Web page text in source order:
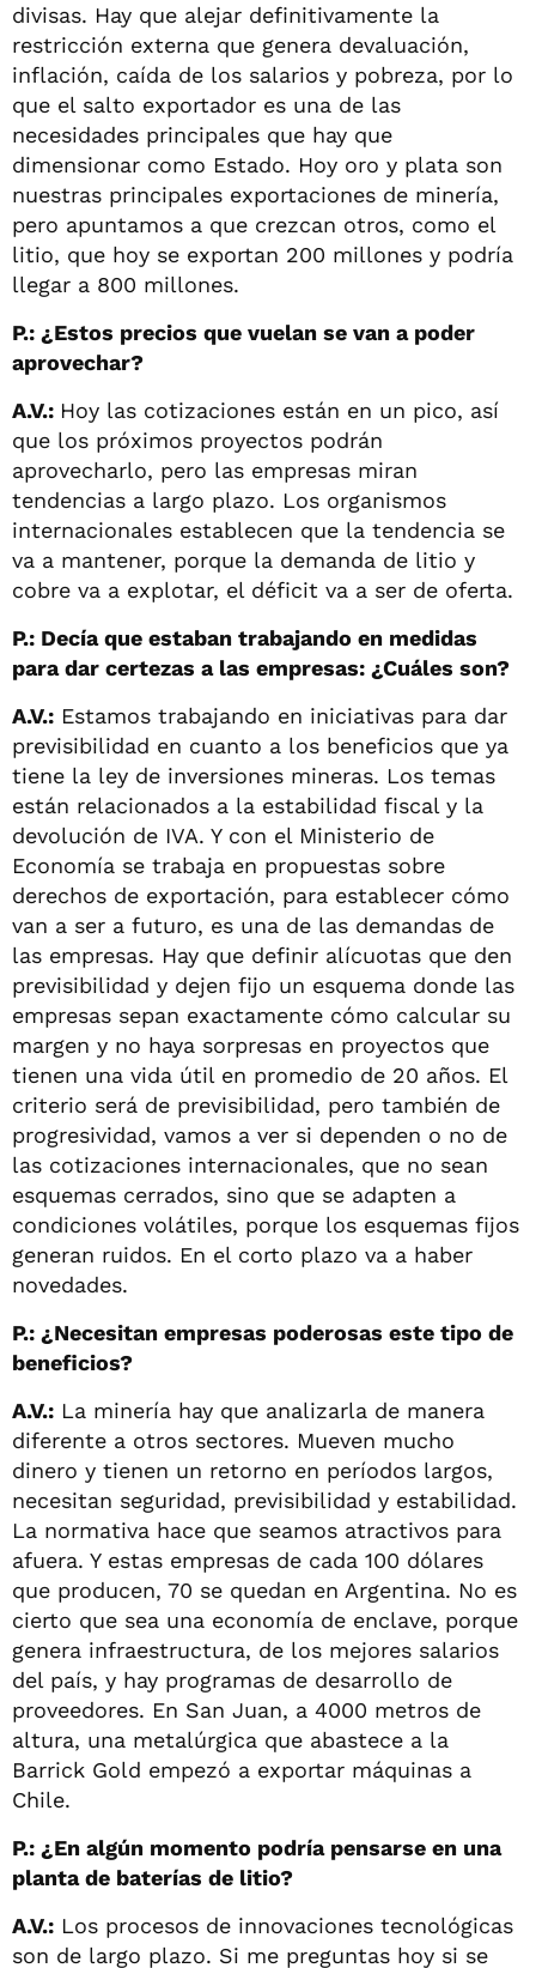
divisas. Hay que alejar definitivamente la
restricción externa que genera devaluación,
inflación, caída de los salarios y pobreza, por lo
que el salto exportador es una de las
necesidades principales que hay que
dimensionar como Estado. Hoy oro y plata son
nuestras principales exportaciones de minería,
pero apuntamos a que crezcan otros, como el
litio, que hoy se exportan 200 millones y podría
llegar a 800 millones.
P.: ¿Estos precios que vuelan se van a poder
aprovechar?
A.V.: Hoy las cotizaciones están en un pico, así
que los próximos proyectos podrán
aprovecharlo, pero las empresas miran
tendencias a largo plazo. Los organismos
internacionales establecen que la tendencia se
va a mantener, porque la demanda de litio y
cobre va a explotar, el déficit va a ser de oferta.
P.: Decía que estaban trabajando en medidas
para dar certezas a las empresas: ¿Cuáles son?
A.V.: Estamos trabajando en iniciativas para dar
previsibilidad en cuanto a los beneficios que ya
tiene la ley de inversiones mineras. Los temas
están relacionados a la estabilidad fiscal y la
devolución de IVA. Y con el Ministerio de
Economía se trabaja en propuestas sobre
derechos de exportación, para establecer cómo
van a ser a futuro, es una de las demandas de
las empresas. Hay que definir alícuotas que den
previsibilidad y dejen fijo un esquema donde las
empresas sepan exactamente cómo calcular su
margen y no haya sorpresas en proyectos que
tienen una vida útil en promedio de 20 años. El
criterio será de previsibilidad, pero también de
progresividad, vamos a ver si dependen o no de
las cotizaciones internacionales, que no sean
esquemas cerrados, sino que se adapten a
condiciones volátiles, porque los esquemas fijos
generan ruidos. En el corto plazo va a haber
novedades.
P.: ¿Necesitan empresas poderosas este tipo de
beneficios?
A.V.: La minería hay que analizarla de manera
diferente a otros sectores. Mueven mucho
dinero y tienen un retorno en períodos largos,
necesitan seguridad, previsibilidad y estabilidad.
La normativa hace que seamos atractivos para
afuera. Y estas empresas de cada 100 dólares
que producen, 70 se quedan en Argentina. No es
cierto que sea una economía de enclave, porque
genera infraestructura, de los mejores salarios
del país, y hay programas de desarrollo de
proveedores. En San Juan, a 4000 metros de
altura, una metalúrgica que abastece a la
Barrick Gold empezó a exportar máquinas a
Chile.
P.: ¿En algún momento podría pensarse en una
planta de baterías de litio?
A.V.: Los procesos de innovaciones tecnológicas
son de largo plazo. Si me preguntas hoy si se